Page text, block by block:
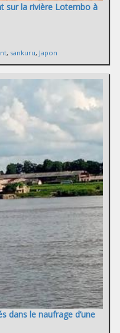
sur la rivière Lotembo à
, sankuru, Japon
dans le naufrage d’une